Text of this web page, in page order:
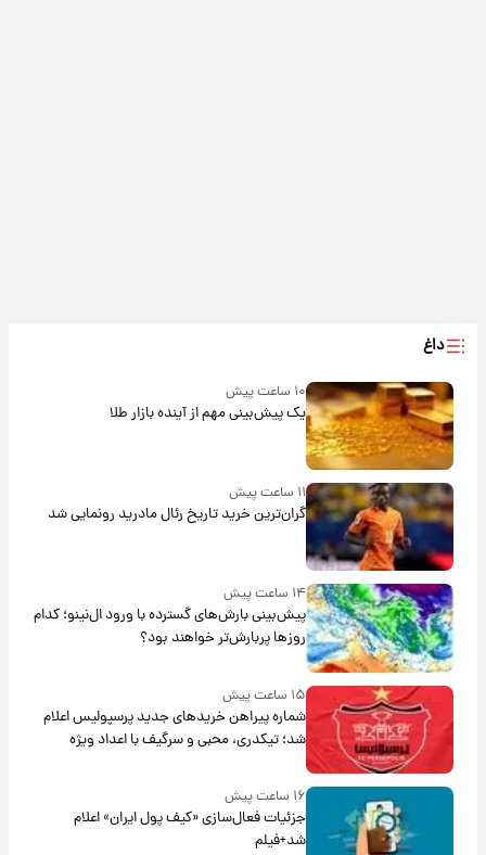
داغ
۱۰ ساعت پیش
یک پیش‌بینی مهم از آینده بازار طلا
۱۱ ساعت پیش
گران‌ترین خرید تاریخ رئال مادرید رونمایی شد
۱۴ ساعت پیش
پیش‌بینی بارش‌های گسترده با ورود ال‌نینو؛ کدام
روزها پربارش‌تر خواهند بود؟
۱۵ ساعت پیش
شماره پیراهن خریدهای جدید پرسپولیس اعلام
شد؛ تیکدری، محبی و سرگیف با اعداد ویژه
۱۶ ساعت پیش
جزئیات فعال‌سازی «کیف پول ایران» اعلام
شد+فیلم